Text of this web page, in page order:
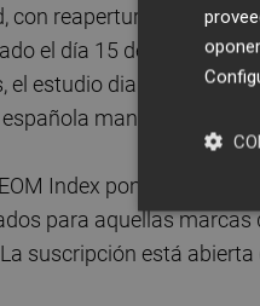
con reapertura de
el día 15 de mayo
el estudio diario con un
mantendrá este
Index pondrá en
para aquellas
suscripción está